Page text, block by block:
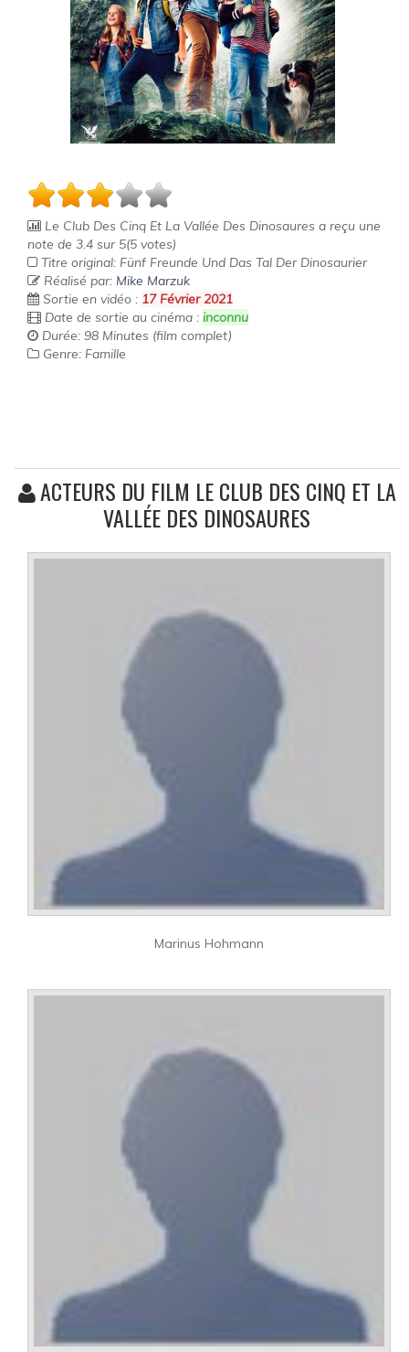
Le Club Des Cinq Et La Vallée Des Dinosaures a reçu une
note de 3.4 sur 5(5 votes)
Titre original: Fünf Freunde Und Das Tal Der Dinosaurier
Réalisé par: Mike Marzuk
Sortie en vidéo : 17 Février 2021
Date de sortie au cinéma : inconnu
Durée: 98 Minutes (film complet)
Genre: Famille
ACTEURS DU FILM LE CLUB DES CINQ ET LA
VALLÉE DES DINOSAURES
Marinus Hohmann